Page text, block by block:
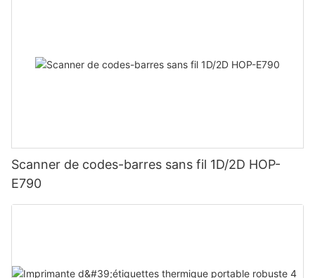
Scanner de codes-barres sans fil 1D/2D HOP-
E790